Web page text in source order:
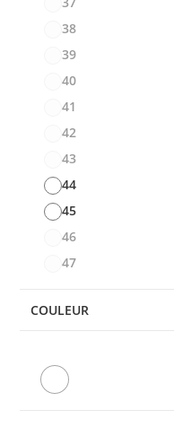
38
39
40
41
42
43
44
45
46
47
COULEUR